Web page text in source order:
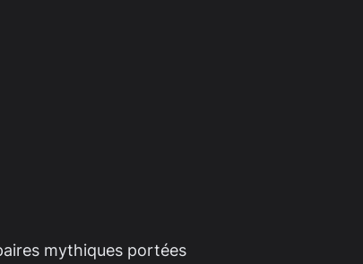
mythiques portées